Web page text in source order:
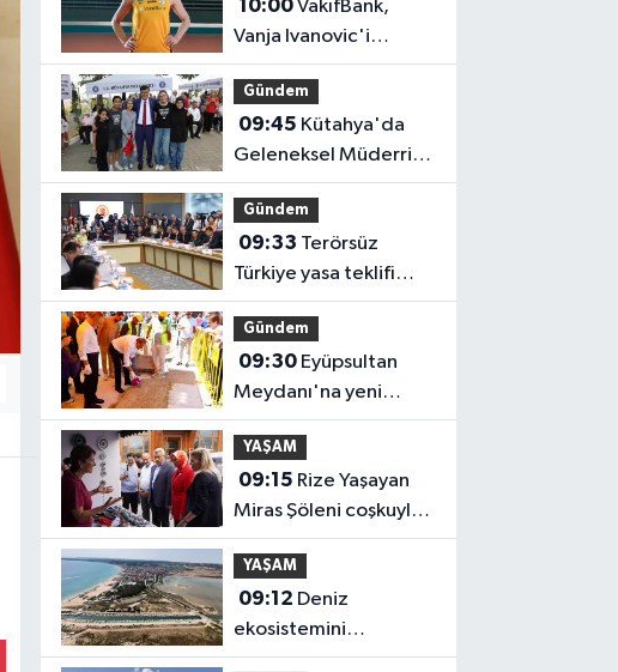
10:00VakıfBank,
Vanja Ivanovic'i
transfer etti
Gündem
09:45
Geleneksel Müderris
Mahallesi Şenliği
coşkusu
Gündem
09:33
Türkiye yasa teklifi
komisyondan geçti
Gündem
09:30
Meydanı'na yeni
düzenleme
YAŞAM
09:15
Miras Şöleni coşkuyla
başladı
YAŞAM
09:12
ekosistemini
koruyacak proje